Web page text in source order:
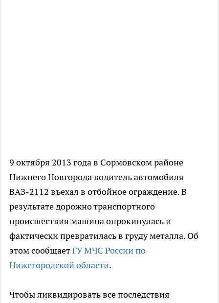
9 октября 2013 года в Сормовском районе
Нижнего Новгорода водитель автомобиля
ВАЗ-2112 въехал в отбойное ограждение. В
результате дорожно транспортного
происшествия машина опрокинулась и
фактически превратилась в груду металла. Об
этом сообщаетГУ МЧС России по
Нижегородской области.
Чтобы ликвидировать все последствия